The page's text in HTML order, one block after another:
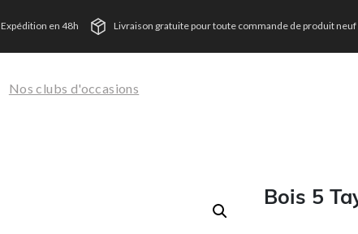
Expédition en 48h Livraison gratuite pour toute commande de produit neuf
Nos clubs d'occasions
Bois 5